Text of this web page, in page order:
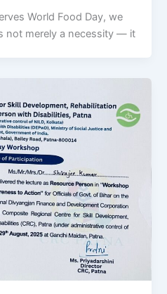
World Food Day, we
not merely a necessity — it